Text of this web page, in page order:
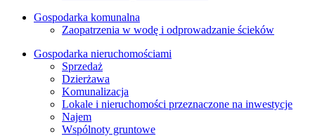
Gospodarka komunalna
Zaopatrzenia w wodę i odprowadzanie ścieków
Gospodarka nieruchomościami
Sprzedaż
Dzierżawa
Komunalizacja
Lokale i nieruchomości przeznaczone na inwestycje
Najem
Wspólnoty gruntowe